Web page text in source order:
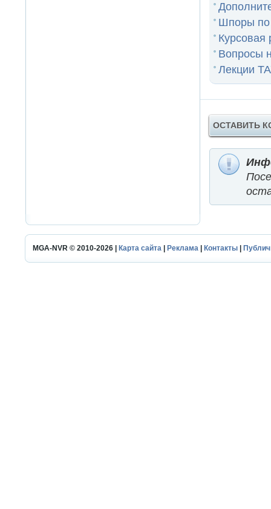
Шпоры
Вопросы
Лекции
ОСТАВИТЬ
MGA-NVR © 2010-2026 | Карта сайта Реклама Контакты